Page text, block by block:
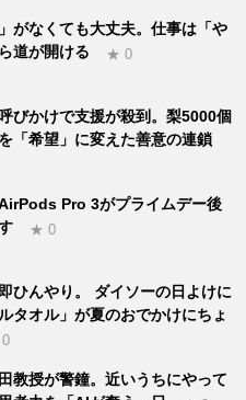
がなくても大丈夫。仕事は「や
道が開ける
★ 0
びかけで支援が殺到。梨5000個
「希望」に変えた善意の連鎖
Pro 3がプライムデー後
★ 0
ひんやり。 ダイソーの日よけに
タオル」が夏のおでかけにちょ
教授が警鐘。近いうちにやって